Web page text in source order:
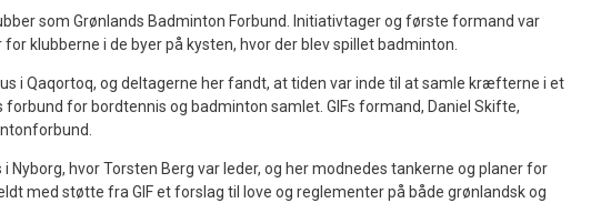
som Grønlands Badminton Forbund. Initiativtager og første formand var
klubberne i de byer på kysten, hvor der blev spillet badminton.
i Qaqortoq, og deltagerne her fandt, at tiden var inde til at samle kræfterne i et
for bordtennis og badminton samlet. GIFs formand, Daniel Skifte,
hvor Torsten Berg var leder, og her modnedes tankerne og planer for
med støtte fra GIF et forslag til love og reglementer på både grønlandsk og